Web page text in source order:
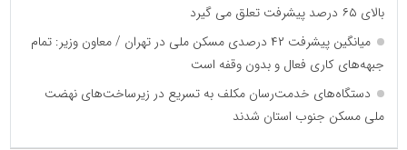
بالای ۶۵ درصد پیشرفت تعلق می گیرد
میانگین پیشرفت ۴۲ درصدی مسکن ملی در تهران / معاون وزیر: تمام
جبهه‌های کاری فعال و بدون وقفه است
دستگاه‌های خدمت‌رسان مکلف به تسریع در زیرساخت‌های نهضت
ملی مسکن جنوب استان شدند